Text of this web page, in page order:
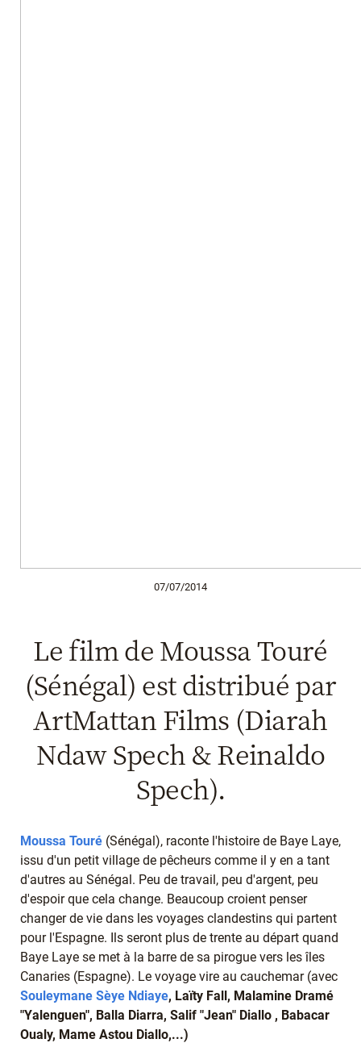
07/07/2014
Le film de Moussa Touré
(Sénégal) est distribué par
ArtMattan Films (Diarah
Ndaw Spech & Reinaldo
Spech).
Moussa Touré (Sénégal), raconte l'histoire de Baye Laye,
issu d'un petit village de pêcheurs comme il y en a tant
d'autres au Sénégal. Peu de travail, peu d'argent, peu
d'espoir que cela change. Beaucoup croient penser
changer de vie dans les voyages clandestins qui partent
pour l'Espagne. Ils seront plus de trente au départ quand
Baye Laye se met à la barre de sa pirogue vers les îles
Canaries (Espagne). Le voyage vire au cauchemar (avec
Souleymane Sèye Ndiaye, Laïty Fall, Malamine Dramé
"Yalenguen", Balla Diarra, Salif "Jean" Diallo , Babacar
Oualy, Mame Astou Diallo,...)